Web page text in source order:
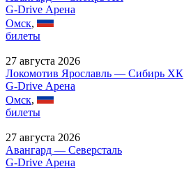
G-Drive Арена
Омск,
билеты
27 августа 2026
Локомотив Ярославль — Сибирь ХК
G-Drive Арена
Омск,
билеты
27 августа 2026
Авангард — Северсталь
G-Drive Арена